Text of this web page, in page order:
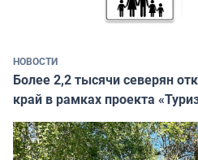
НОВОСТИ
Более 2,2 тысячи северян
край в рамках проекта